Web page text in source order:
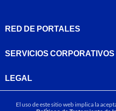
RED DE PORTALES
SERVICIOS CORPORATIVOS
LEGAL
El uso de este sitio web implica la